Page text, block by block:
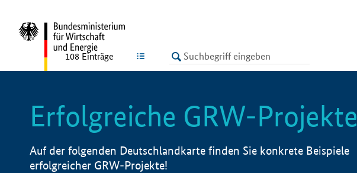
LISTE
108 Einträge
Erfolgreiche GRW-Projekte
Auf der folgenden Deutschlandkarte finden Sie konkrete Beispiele
erfolgreicher GRW-Projekte!